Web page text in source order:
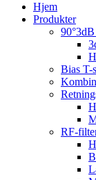
Hjem
Produkter
Bias T-
RF-